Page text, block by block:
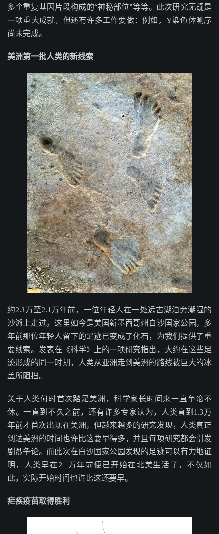
多个重复基因片段构成的“神秘部位”等等。此次研究无疑是
一项重大成就，但还有许多工作要做：例如，Y染色体测序
尚未完成。
美洲第一批人类的新线索
约2.3万至2.1万年前，一位年轻人在一处远古湖泊旁潮湿的
沙滩上走过。这里如今是美国新墨西哥州白沙国家公园。多
年前那位年轻人留下的足迹已变成了化石，为我们提供了重
要线索。发表在《科学》上的一项研究指出，大约在这些足
迹形成的同一时期，人类从亚洲走到美洲的路线被巨大的冰
盖所阻挡。
关于人类何时首次踏足美洲，科学家长时间来一直争论不
休。一直到不久之前，还有许多专家认为，人类直到1.3万
年前才首次出现在美洲。但越来越多的研究发现，人类真正
到达美洲的时间也许比这要早得多，并且每项研究都会引发
剧烈争论。而此次在白沙国家公园发现的足迹可以有力地证
明，人类早在2.1万年前便已开始在北美生活了，不仅如
此，实际开始时间也许比这还要早。
疟疾疫苗取得胜利